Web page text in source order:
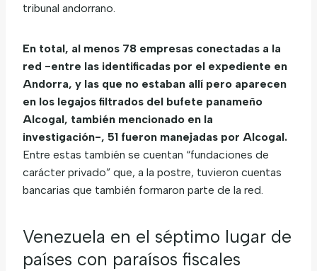
tribunal andorrano.
En total, al menos 78 empresas conectadas a la
red -entre las identificadas por el expediente en
Andorra, y las que no estaban allí pero aparecen
en los legajos filtrados del bufete panameño
Alcogal, también mencionado en la
investigación-, 51 fueron manejadas por Alcogal.
Entre estas también se cuentan “fundaciones de
carácter privado” que, a la postre, tuvieron cuentas
bancarias que también formaron parte de la red.
Venezuela en el séptimo lugar de
países con paraísos fiscales